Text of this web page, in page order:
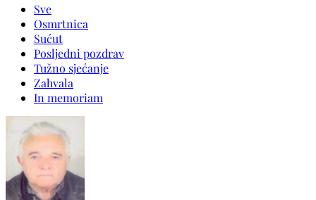
Sve
Osmrtnica
Sućut
Posljedni pozdrav
Tužno sjećanje
Zahvala
In memoriam